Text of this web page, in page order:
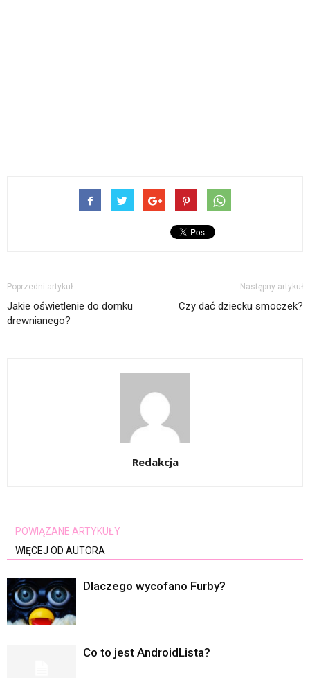
Poprzedni artykuł
Jakie oświetlenie do domku
drewnianego?
Następny artykuł
Czy dać dziecku smoczek?
Redakcja
POWIĄZANE ARTYKUŁY
WIĘCEJ OD AUTORA
Dlaczego wycofano Furby?
Co to jest AndroidLista?